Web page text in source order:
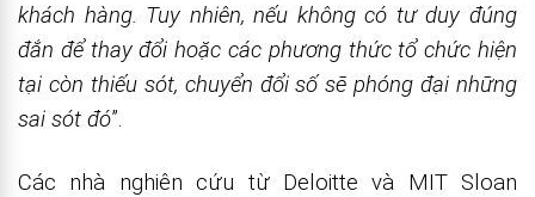
khách hàng. Tuy nhiên, nếu không có tư duy đúng
đắn để thay đổi hoặc các phương thức tổ chức hiện
tại còn thiếu sót, chuyển đổi số sẽ phóng đại những
sai sót đó”.
Các nhà nghiên cứu từ Deloitte và MIT Sloan